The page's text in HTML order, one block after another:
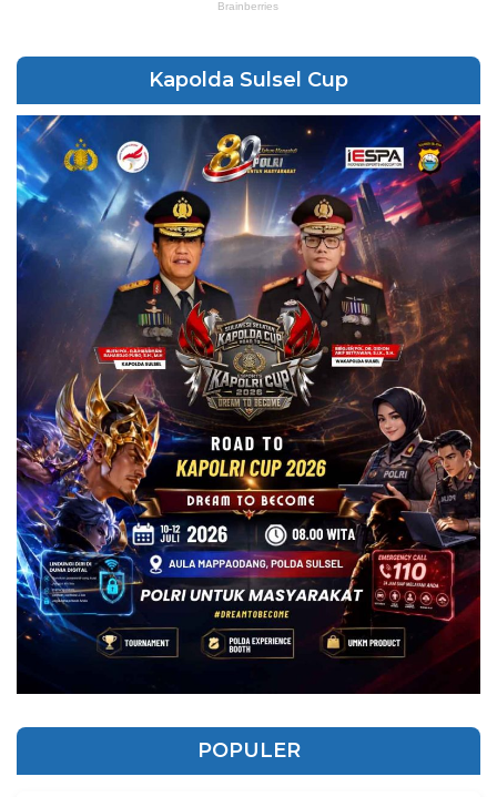
Kapolda Sulsel Cup
POPULER